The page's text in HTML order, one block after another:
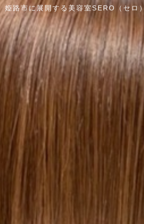
姫路市に展開する美容室SERO（セロ）
FIRST
- Hair Salon SERO